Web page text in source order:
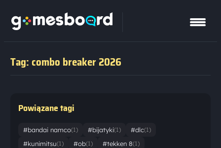
Tag: combo breaker 2026
Powiązane tagi
#bandai namco(1) #bijatyki(1) #dlc(1)
#kunimitsu(1) #ob(1) #tekken 8(1)